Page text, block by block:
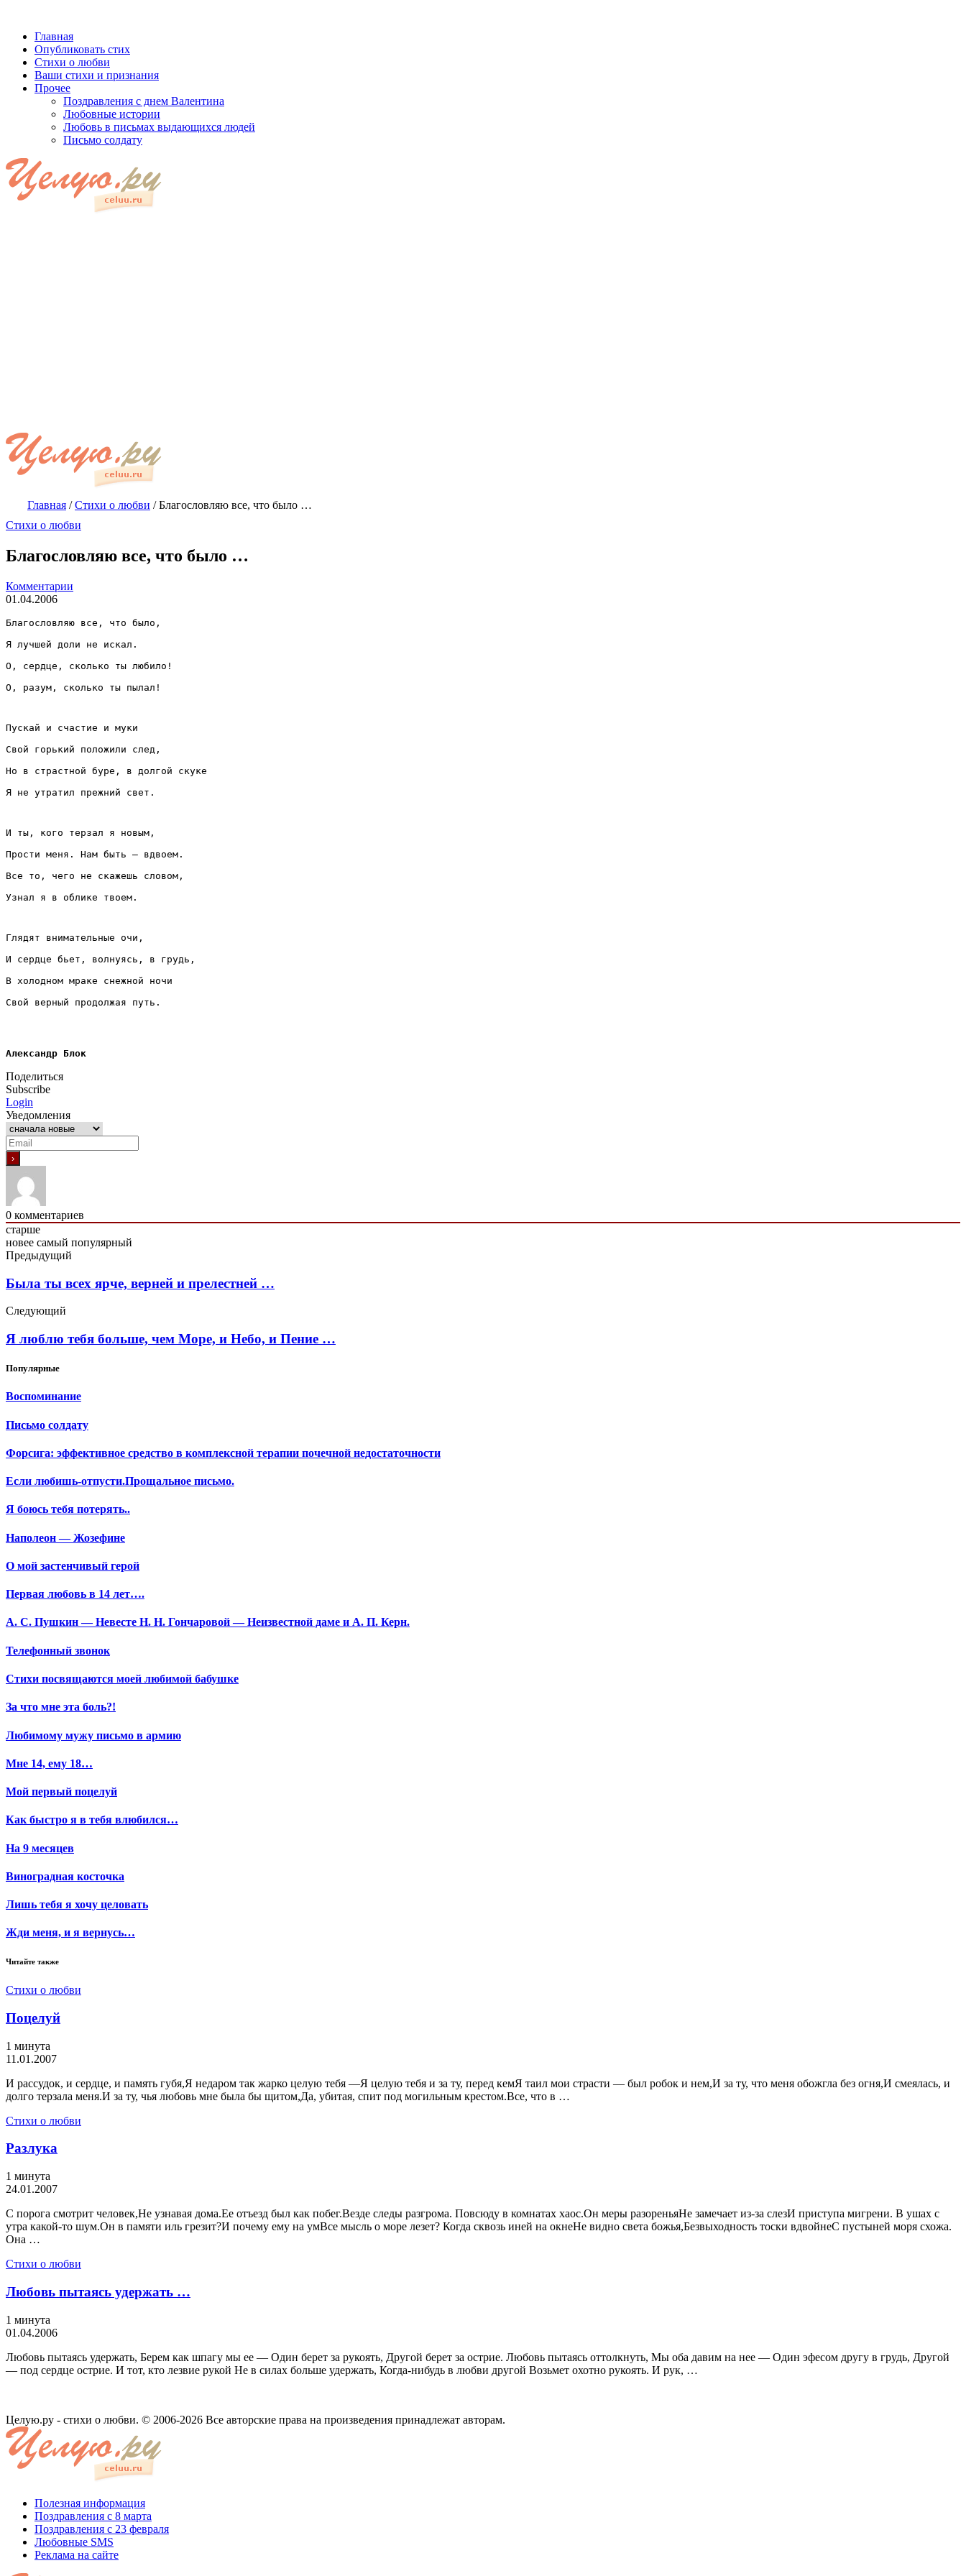
Главная
Опубликовать стих
Стихи о любви
Ваши стихи и признания
Прочее
Поздравления с днем Валентина
Любовные истории
Любовь в письмах выдающихся людей
Письмо солдату
Главная /Стихи о любви /Благословляю все, что было …
Стихи о любви
Благословляю все, что было …
Комментарии
01.04.2006
Благословляю все, что было,
Я лучшей доли не искал.
О, сердце, сколько ты любило!
О, разум, сколько ты пылал!
Пускай и счастие и муки
Свой горький положили след,
Но в страстной буре, в долгой скуке
Я не утратил прежний свет.
И ты, кого терзал я новым,
Прости меня. Нам быть — вдвоем.
Все то, чего не скажешь словом,
Узнал я в облике твоем.
Глядят внимательные очи,
И сердце бьет, волнуясь, в грудь,
В холодном мраке снежной ночи
Свой верный продолжая путь.
Александр Блок
Поделиться
Subscribe
Login
Уведомления
0 комментариев
старше
новее самый популярный
Предыдущий
Была ты всех ярче, верней и прелестней …
Следующий
Я люблю тебя больше, чем Море, и Небо, и Пение …
Популярные
Воспоминание
Письмо солдату
Форсига: эффективное средство в комплексной терапии почечной недостаточности
Если любишь-отпусти.Прощальное письмо.
Я боюсь тебя потерять..
Наполеон — Жозефине
О мой застенчивый герой
Первая любовь в 14 лет….
А. С. Пушкин — Невесте Н. Н. Гончаровой — Неизвестной даме и А. П. Керн.
Телефонный звонок
Стихи посвящаются моей любимой бабушке
За что мне эта боль?!
Любимому мужу письмо в армию
Мне 14, ему 18…
Мой первый поцелуй
Как быстро я в тебя влюбился…
На 9 месяцев
Виноградная косточка
Лишь тебя я хочу целовать
Жди меня, и я вернусь…
Читайте также
Стихи о любви
Поцелуй
1 минута
11.01.2007
И рассудок, и сердце, и память губя,Я недаром так жарко целую тебя —Я целую тебя и за ту, перед кемЯ таил мои страсти — был робок и нем,И за ту, что меня обожгла без огня,И смеялась, и
долго терзала меня.И за ту, чья любовь мне была бы щитом,Да, убитая, спит под могильным крестом.Все, что в …
Стихи о любви
Разлука
1 минута
24.01.2007
С порога смотрит человек,Не узнавая дома.Ее отъезд был как побег.Везде следы разгрома. Повсюду в комнатах хаос.Он меры разореньяНе замечает из-за слезИ приступа мигрени. В ушах с
утра какой-то шум.Он в памяти иль грезит?И почему ему на умВсе мысль о море лезет? Когда сквозь иней на окнеНе видно света божья,Безвыходность тоски вдвойнеС пустыней моря схожа.
Она …
Стихи о любви
Любовь пытаясь удержать …
1 минута
01.04.2006
Любовь пытаясь удержать, Берем как шпагу мы ее — Один берет за рукоять, Другой берет за острие. Любовь пытаясь оттолкнуть, Мы оба давим на нее — Один эфесом другу в грудь, Другой
— под сердце острие. И тот, кто лезвие рукой Не в силах больше удержать, Когда-нибудь в любви другой Возьмет охотно рукоять. И рук, …
Целую.ру - стихи о любви. © 2006-2026 Все авторские права на произведения принадлежат авторам.
Полезная информация
Поздравления с 8 марта
Поздравления с 23 февраля
Любовные SMS
Реклама на сайте